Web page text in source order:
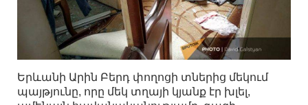
Երևանի Արին Բերդ փողոցի տներից մեկում
պայթյունը, որը մեկ տղայի կյանք էր խլել,